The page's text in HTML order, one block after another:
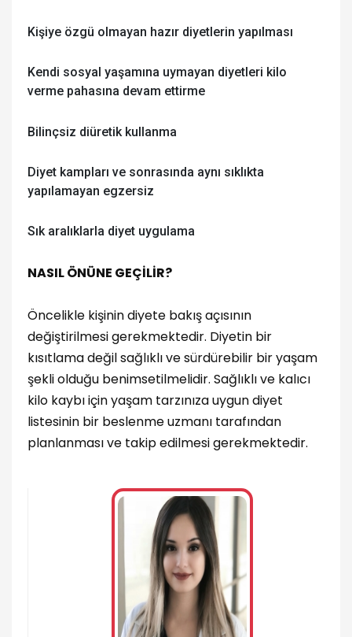
Kişiye özgü olmayan hazır diyetlerin yapılması
Kendi sosyal yaşamına uymayan diyetleri kilo
verme pahasına devam ettirme
Bilinçsiz diüretik kullanma
Diyet kampları ve sonrasında aynı sıklıkta
yapılamayan egzersiz
Sık aralıklarla diyet uygulama
NASIL ÖNÜNE GEÇİLİR?
Öncelikle kişinin diyete bakış açısının
değiştirilmesi gerekmektedir. Diyetin bir
kısıtlama değil sağlıklı ve sürdürebilir bir yaşam
şekli olduğu benimsetilmelidir. Sağlıklı ve kalıcı
kilo kaybı için yaşam tarzınıza uygun diyet
listesinin bir beslenme uzmanı tarafından
planlanması ve takip edilmesi gerekmektedir.